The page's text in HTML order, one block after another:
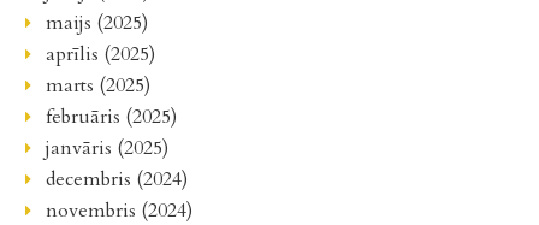
maijs (2025)
aprīlis (2025)
marts (2025)
februāris (2025)
janvāris (2025)
decembris (2024)
novembris (2024)